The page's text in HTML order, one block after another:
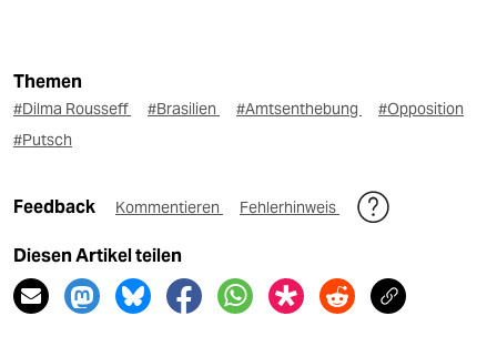
Themen
#Dilma Rousseff #Brasilien #Amtsenthebung
#Opposition
#Putsch
Feedback Kommentieren Fehlerhinweis
Diesen Artikel teilen